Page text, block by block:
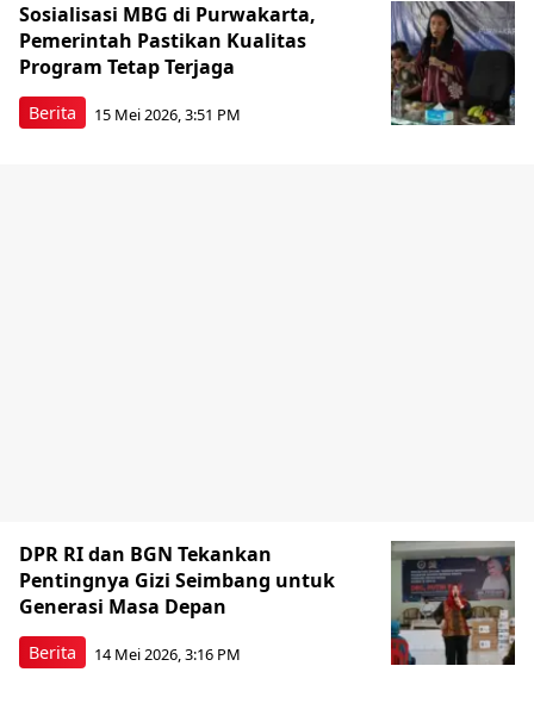
Berita
Sosialisasi MBG di Purwakarta,
Pemerintah Pastikan Kualitas
Program Tetap Terjaga
15 Mei 2026, 3:51 PM
Berita
DPR RI dan BGN Tekankan
Pentingnya Gizi Seimbang untuk
Generasi Masa Depan
14 Mei 2026, 3:16 PM